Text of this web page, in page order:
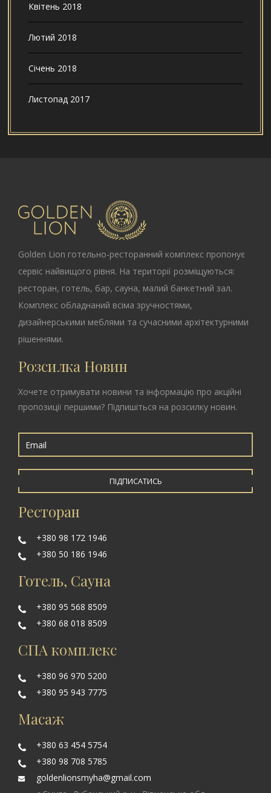
Квітень 2018
Лютий 2018
Січень 2018
Листопад 2017
Golden Lion готельно-ресторанний комплекс пропонує
сервіс найвищого рівня. На території розміщуються:
ресторан, готель, бар, сауна, малий банкетний зал.
Комплекс обладнаний всіма зручностями,
дизайнерськими меблями та сучасними архітектурними
рішеннями.
Розсилка Новин
Хочете отримувати новини та інформацію про акційні
пропозиції першими? Підпишіться на розсилку новин.
ПІДПИСАТИСЬ
Ресторан
+380 98 172 1946
+380 50 186 1946
Готель, Сауна
+380 95 568 8509
+380 68 018 8509
СПА комплекс
+380 96 970 5200
+380 95 943 7775
Масаж
+380 63 454 5754
+380 98 708 5785
goldenlionsmyha@gmail.com